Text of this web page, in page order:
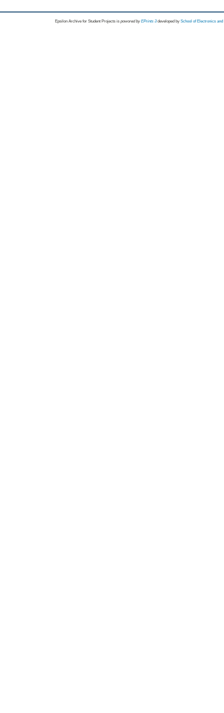
Epsilon Archive for Student Projects is powored byEPrints 3 developed by School of Electronics